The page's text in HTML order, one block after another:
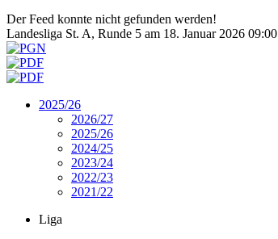
Der Feed konnte nicht gefunden werden!
Landesliga St. A, Runde 5 am 18. Januar 2026 09:00
2025/26
2026/27
2025/26
2024/25
2023/24
2022/23
2021/22
Liga